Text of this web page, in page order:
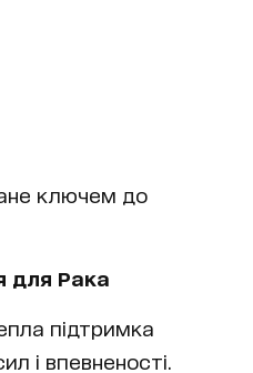
ключем до
для Рака
підтримка
і впевненості.